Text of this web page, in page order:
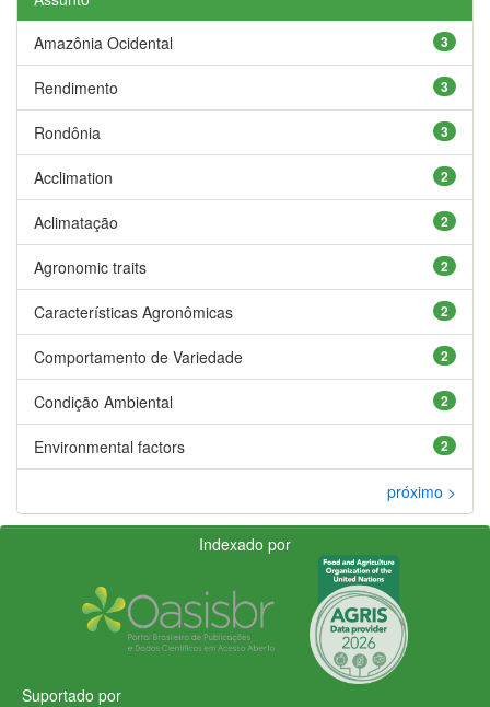
3
Amazônia Ocidental
3
Rendimento
3
Rondônia
2
Acclimation
2
Aclimatação
2
Agronomic traits
2
Características Agronômicas
2
Comportamento de Variedade
2
Condição Ambiental
2
Environmental factors
próximo >
Indexado por
Suportado por